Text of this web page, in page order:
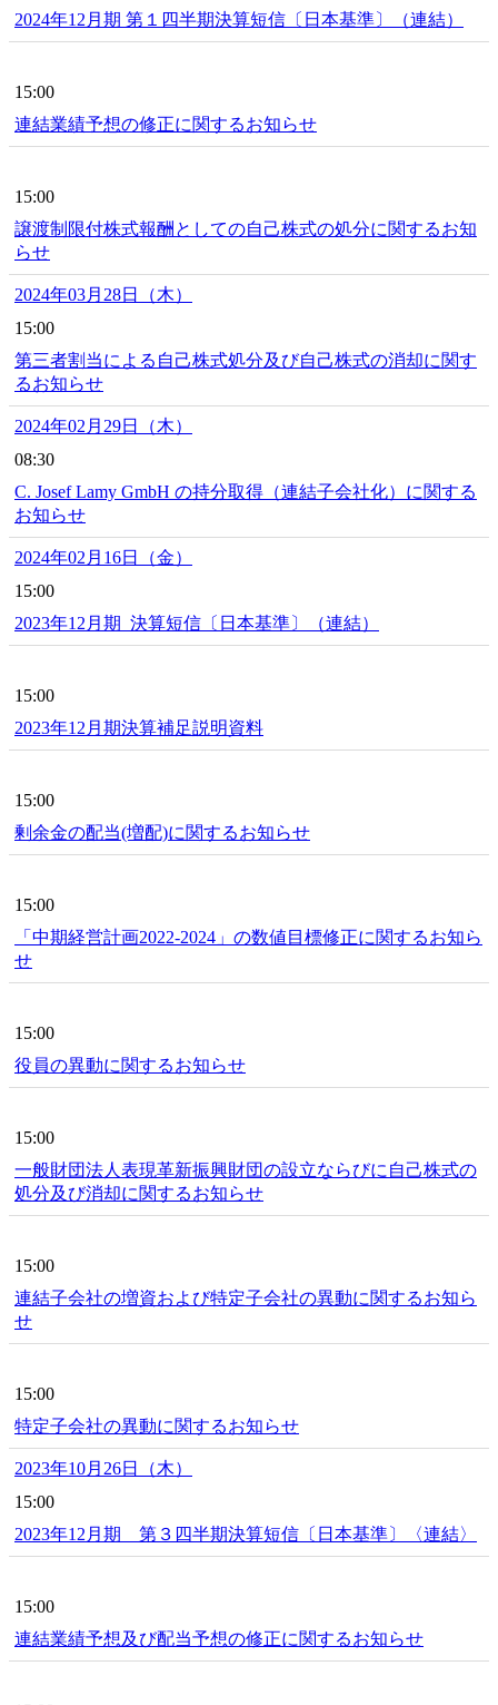
2024年12月期 第１四半期決算短信〔日本基準〕（連結）
15:00
連結業績予想の修正に関するお知らせ
15:00
譲渡制限付株式報酬としての自己株式の処分に関するお知
らせ
2024年03月28日（木）
15:00
第三者割当による自己株式処分及び自己株式の消却に関す
るお知らせ
2024年02月29日（木）
08:30
C. Josef Lamy GmbH の持分取得（連結子会社化）に関する
お知らせ
2024年02月16日（金）
15:00
2023年12月期_決算短信〔日本基準〕（連結）
15:00
2023年12月期決算補足説明資料
15:00
剰余金の配当(増配)に関するお知らせ
15:00
「中期経営計画2022-2024」の数値目標修正に関するお知ら
せ
15:00
役員の異動に関するお知らせ
15:00
一般財団法人表現革新振興財団の設立ならびに自己株式の
処分及び消却に関するお知らせ
15:00
連結子会社の増資および特定子会社の異動に関するお知ら
せ
15:00
特定子会社の異動に関するお知らせ
2023年10月26日（木）
15:00
2023年12月期 第３四半期決算短信〔日本基準〕〈連結〉
15:00
連結業績予想及び配当予想の修正に関するお知らせ